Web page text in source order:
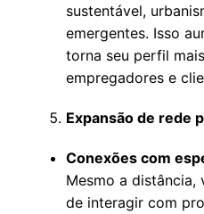
sustentável,
emergentes. Isso
torna seu perfil
empregadores e
Expansão de rede
Conexões com
Mesmo a
de interagir com